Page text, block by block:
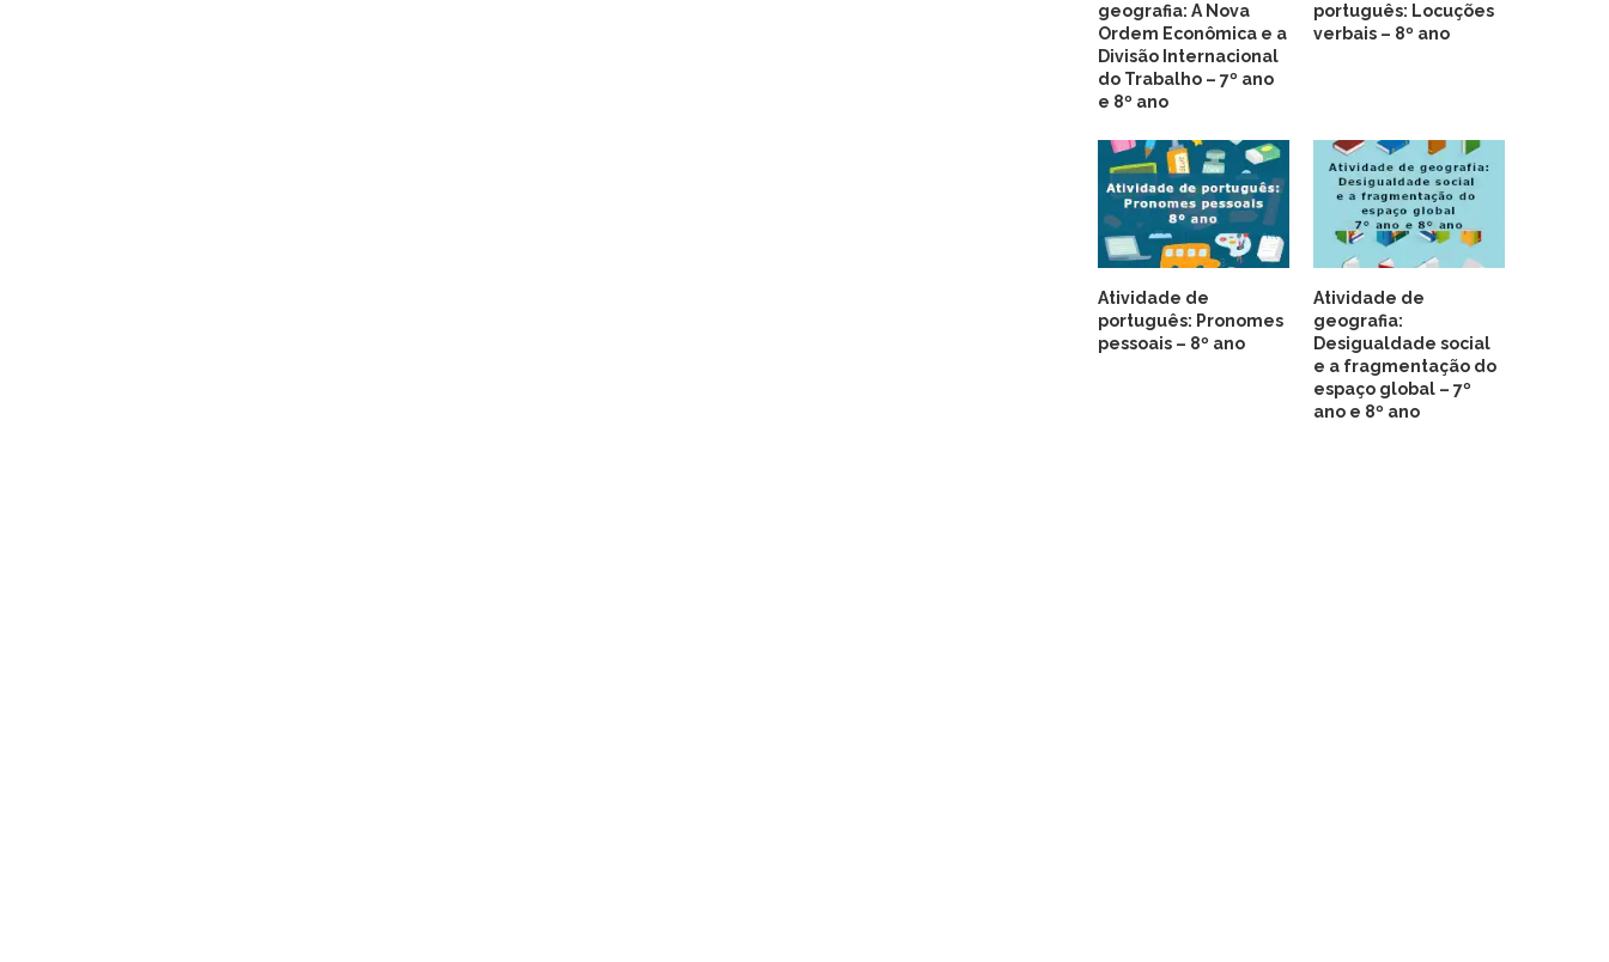
geografia: A Nova
Ordem Econômica e a
Divisão Internacional
do Trabalho – 7º ano
e 8º ano
português: Locuções
verbais – 8º ano
Atividade de
português: Pronomes
pessoais – 8º ano
Atividade de
geografia:
Desigualdade social
e a fragmentação do
espaço global – 7º
ano e 8º ano